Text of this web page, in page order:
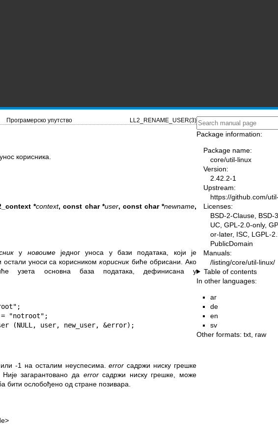
Програмерско упутство LL2_RENAME_USER(3)
корисника.
*context, const char *user, const char *newname,
у новоимеједног уноса у бази података, који је
уноси са корисникомкорисник биће обрисани. Ако
узета основна база података, дефинисана у
= "notroot";
(NULL, user, new_user, &error);
или -1 на осталим неуспесима.error садржи ниску грешке
загарантовано да errorсадржи ниску грешке, може
бити ослобођено од стране позивара.
Package information:
Package name:
core/util-linux
Version:
2.42.2-1
Upstream:
https://github.com/
Licenses:
BSD-2-Clause, BSD-
UC, GPL-2.0-only,
or-later, ISC, LGPL-
PublicDomain
Manuals:
/listing/core/util-linux/
Table of contents
In other languages:
ar
de
en
sv
Other formats: txt raw